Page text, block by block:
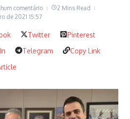
comentário
2 Mins Read
de 2021 15:57
Twitter
Pinterest
Telegram
Copy Link